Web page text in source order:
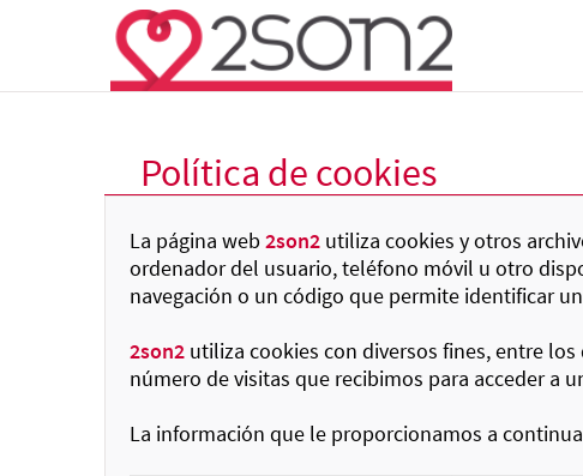
Política de cookies
La página web2son2 utiliza cookies y otros
ordenador del usuario, teléfono móvil u otro
navegación o un código que permite identificar
2son2 utiliza cookies con diversos fines, entre
número de visitas que recibimos para acceder a
La información que le proporcionamos a